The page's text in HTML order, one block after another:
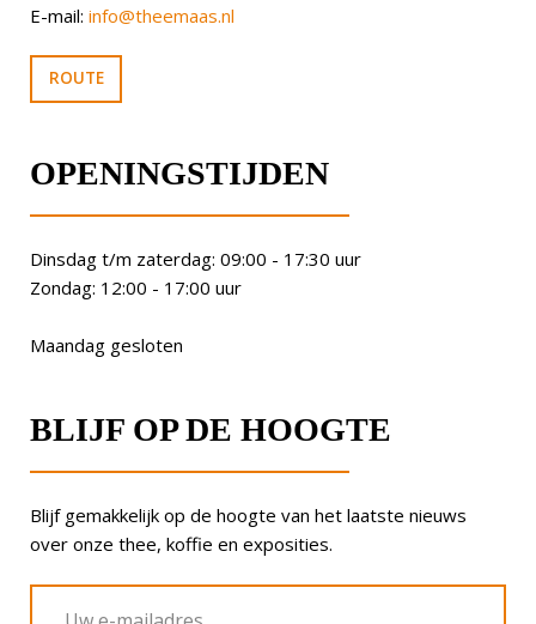
E-mail: info@theemaas.nl
ROUTE
OPENINGSTIJDEN
Dinsdag t/m zaterdag: 09:00 - 17:30 uur
Zondag: 12:00 - 17:00 uur
Maandag gesloten
BLIJF OP DE HOOGTE
Blijf gemakkelijk op de hoogte van het laatste nieuws
over onze thee, koffie en exposities.